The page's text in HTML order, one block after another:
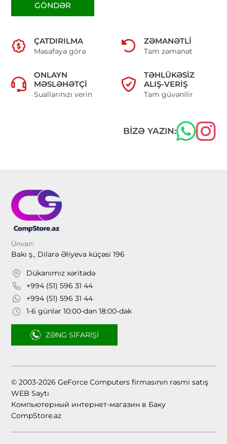
GÖNDƏR
ÇATDIRILMA
Məsafəyə görə
ZƏMANƏTLI
Tam zəmanət
ONLAYN
MƏSLƏHƏTÇI
Suallarınızı verin
TƏHLÜKƏSIZ
ALIŞ-VERIŞ
Tam güvənilir
BIZƏ YAZIN:
Ünvan:
Bakı ş., Dilarə Əliyeva küçəsi 196
Dükanımız xəritədə
+994 (51) 596 31 44
+994 (51) 596 31 44
1-6 günlər 10:00-dən 18:00-dək
ZƏNG SIFARIŞI
© 2003-2026 GeForce Computers firmasının rəsmi satış
WEB Saytı
Компьютерный интернет-магазин в Баку
CompStore.az